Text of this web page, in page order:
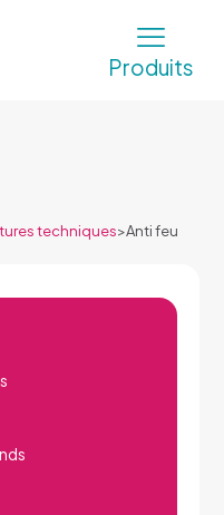
Produits
techniques>Anti feu